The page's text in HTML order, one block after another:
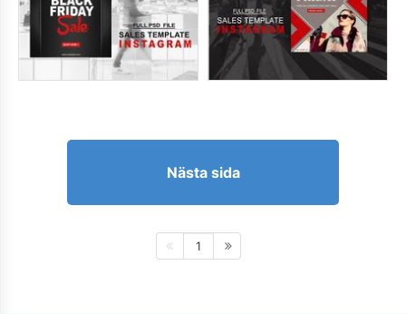
Nästa sida
1